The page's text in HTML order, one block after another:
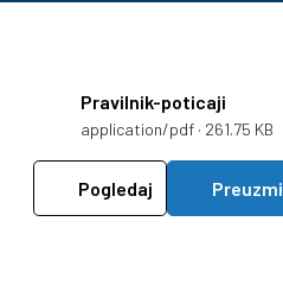
Pravilnik-poticaji
application/pdf · 261.75 KB
Pogledaj Preuzmi